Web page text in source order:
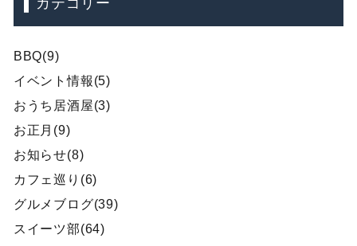
BBQ(9)
イベント情報(5)
おうち居酒屋(3)
お正月(9)
お知らせ(8)
カフェ巡り(6)
グルメブログ(39)
スイーツ部(64)